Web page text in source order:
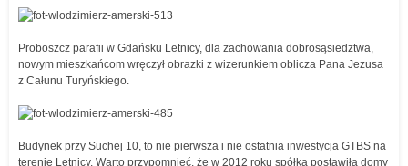
Proboszcz parafii w Gdańsku Letnicy, dla zachowania dobrosąsiedztwa,
nowym mieszkańcom wręczył obrazki z wizerunkiem oblicza Pana Jezusa
z Całunu Turyńskiego.
Budynek przy Suchej 10, to nie pierwsza i nie ostatnia inwestycja GTBS na
terenie Letnicy. Warto przypomnieć, że w 2012 roku spółka postawiła domy